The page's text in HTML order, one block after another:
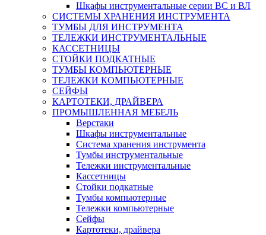
Шкафы инструментальные серии ВС и ВЛ
СИСТЕМЫ ХРАНЕНИЯ ИНСТРУМЕНТА
ТУМБЫ ДЛЯ ИНСТРУМЕНТА
ТЕЛЕЖКИ ИНСТРУМЕНТАЛЬНЫЕ
КАССЕТНИЦЫ
СТОЙКИ ПОДКАТНЫЕ
ТУМБЫ КОМПЬЮТЕРНЫЕ
ТЕЛЕЖКИ КОМПЬЮТЕРНЫЕ
СЕЙФЫ
КАРТОТЕКИ, ДРАЙВЕРА
ПРОМЫШЛЕННАЯ МЕБЕЛЬ
Верстаки
Шкафы инструментальные
Система хранения инструмента
Тумбы инструментальные
Тележки инструментальные
Кассетницы
Стойки подкатные
Тумбы компьютерные
Тележки компьютерные
Сейфы
Картотеки, драйвера